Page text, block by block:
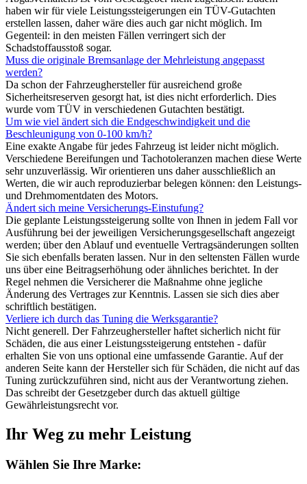
haben wir für viele Leistungssteigerungen ein TÜV-Gutachten
erstellen lassen, daher wäre dies auch gar nicht möglich. Im
Gegenteil: in den meisten Fällen verringert sich der
Schadstoffausstoß sogar.
Muss die originale Bremsanlage der Mehrleistung angepasst
werden?
Da schon der Fahrzeughersteller für ausreichend große
Sicherheitsreserven gesorgt hat, ist dies nicht erforderlich. Dies
wurde vom TÜV in verschiedenen Gutachten bestätigt.
Um wie viel ändert sich die Endgeschwindigkeit und die
Beschleunigung von 0-100 km/h?
Eine exakte Angabe für jedes Fahrzeug ist leider nicht möglich.
Verschiedene Bereifungen und Tachotoleranzen machen diese Werte
sehr unzuverlässig. Wir orientieren uns daher ausschließlich an
Werten, die wir auch reproduzierbar belegen können: den Leistungs-
und Drehmomentdaten des Motors.
Ändert sich meine Versicherungs-Einstufung?
Die geplante Leistungssteigerung sollte von Ihnen in jedem Fall vor
Ausführung bei der jeweiligen Versicherungsgesellschaft angezeigt
werden; über den Ablauf und eventuelle Vertragsänderungen sollten
Sie sich ebenfalls beraten lassen. Nur in den seltensten Fällen wurde
uns über eine Beitragserhöhung oder ähnliches berichtet. In der
Regel nehmen die Versicherer die Maßnahme ohne jegliche
Änderung des Vertrages zur Kenntnis. Lassen sie sich dies aber
schriftlich bestätigen.
Verliere ich durch das Tuning die Werksgarantie?
Nicht generell. Der Fahrzeughersteller haftet sicherlich nicht für
Schäden, die aus einer Leistungssteigerung entstehen - dafür
erhalten Sie von uns optional eine umfassende Garantie. Auf der
anderen Seite kann der Hersteller sich für Schäden, die nicht auf das
Tuning zurückzuführen sind, nicht aus der Verantwortung ziehen.
Das schreibt der Gesetzgeber durch das aktuell gültige
Gewährleistungsrecht vor.
Ihr Weg zu mehr Leistung
Wählen Sie Ihre Marke: